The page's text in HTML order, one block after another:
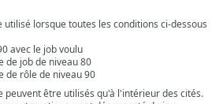
lorsque toutes les conditions ci-dessous
de rôle de niveau 90
peuvent être utilisés qu'à l'intérieur des cités.